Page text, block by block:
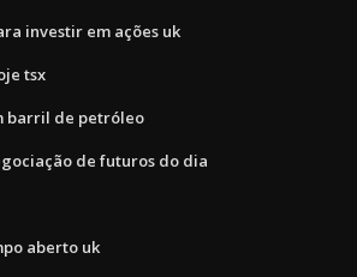
investir em ações uk
tsx
barril de petróleo
de futuros do dia
aberto uk